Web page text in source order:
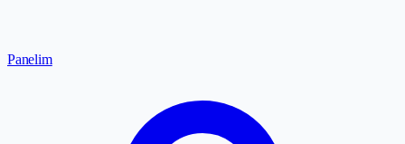
Panelim